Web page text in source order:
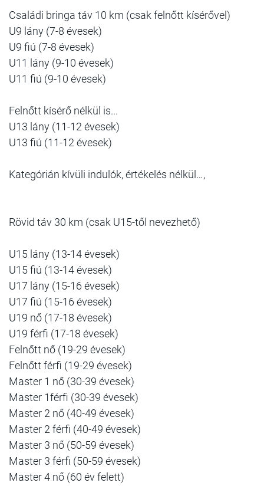
Családi bringa táv 10 km (csak felnőtt kísérővel)
U9 lány (7-8 évesek)
U9 fiú (7-8 évesek)
U11 lány (9-10 évesek)
U11 fiú (9-10 évesek)
Felnőtt kísérő nélkül is...
U13 lány (11-12 évesek)
U13 fiú (11-12 évesek)
Kategórián kívüli indulók, értékelés nélkül…,
Rövid táv 30 km (csak U15-től nevezhető)
U15 lány (13-14 évesek)
U15 fiú (13-14 évesek)
U17 lány (15-16 évesek)
U17 fiú (15-16 évesek)
U19 nő (17-18 évesek)
U19 férfi (17-18 évesek)
Felnőtt nő (19-29 évesek)
Felnőtt férfi (19-29 évesek)
Master 1 nő (30-39 évesek)
Master 1férfi (30-39 évesek)
Master 2 nő (40-49 évesek)
Master 2 férfi (40-49 évesek)
Master 3 nő (50-59 évesek)
Master 3 férfi (50-59 évesek)
Master 4 nő (60 év felett)